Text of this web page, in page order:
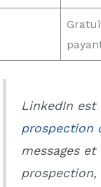
LinkedIn est
prospection
messages